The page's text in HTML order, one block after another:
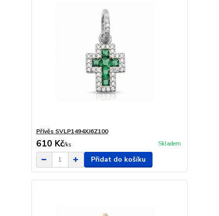
Přívěs SVLP1494XJ6Z100
610 Kč/ks Skladem
Přidat do košíku